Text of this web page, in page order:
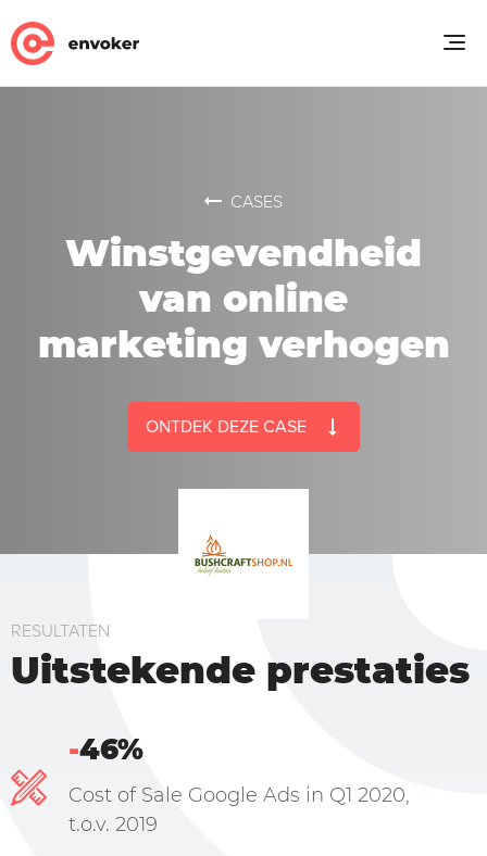
CASES
Winstgevendheid
van online
marketing verhogen
ONTDEK DEZE CASE
RESULTATEN
Uitstekende prestaties
-46%
Cost of Sale Google Ads in Q1 2020,
t.o.v. 2019